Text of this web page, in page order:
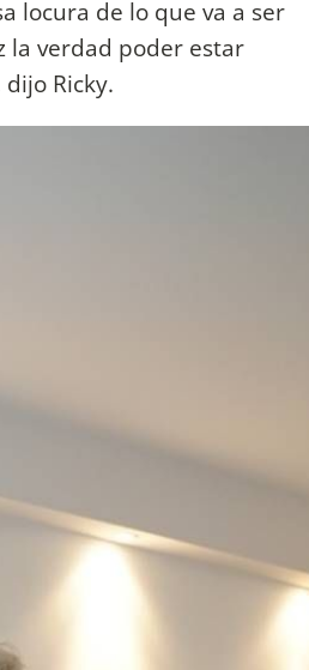
locura de lo que va a ser
la verdad poder estar
Ricky.